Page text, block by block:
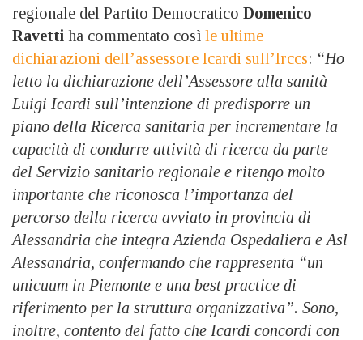
regionale del Partito Democratico Domenico
Ravetti ha commentato così le ultime
dichiarazioni dell’assessore Icardi sull’Irccs: “Ho
letto la dichiarazione dell’Assessore alla sanità
Luigi Icardi sull’intenzione di predisporre un
piano della Ricerca sanitaria per incrementare la
capacità di condurre attività di ricerca da parte
del Servizio sanitario regionale e ritengo molto
importante che riconosca l’importanza del
percorso della ricerca avviato in provincia di
Alessandria che integra Azienda Ospedaliera e Asl
Alessandria, confermando che rappresenta “un
unicuum in Piemonte e una best practice di
riferimento per la struttura organizzativa”. Sono,
inoltre, contento del fatto che Icardi concordi con